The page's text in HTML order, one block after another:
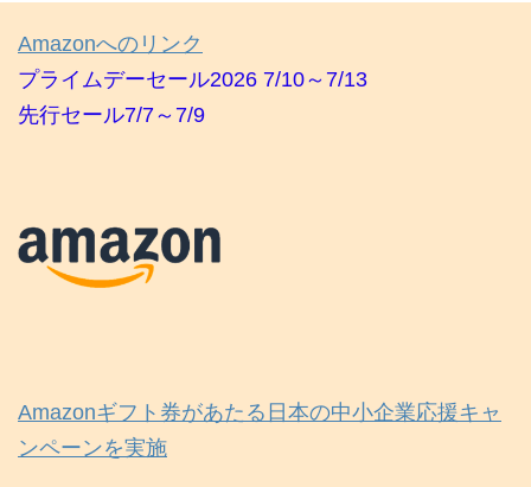
Amazonへのリンク
プライムデーセール2026 7/10～7/13
先行セール7/7～7/9
Amazonギフト券があたる日本の中小企業応援キャ
ンペーンを実施